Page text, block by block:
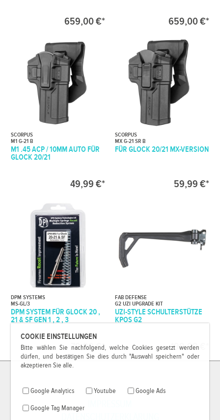
COOKIE EINSTELLUNGEN
Bitte wählen Sie nachfolgend, welche Cookies gesetzt werden
dürfen, und bestätigen Sie dies durch "Auswahl speichern" oder
akzeptieren Sie alle.
Google Analytics Youtube Google Ads
Google Tag Manager
659,00 €* 659,00 €*
SCORPUS
M1 G-21 B
M1 .45 ACP / 10MM AUTO FÜR
GLOCK 20/21
49,99 €*
SCORPUS
MX G-21 SR B
FÜR GLOCK 20/21 MX-VERSION
59,99 €*
DPM SYSTEMS
MS-GL/3
DPM SYSTEM FÜR GLOCK 20 ,
21 & SF GEN 1 , 2 , 3
79,99 €*
FAB DEFENSE
G2 UZI UPGRADE KIT
UZI-STYLE SCHULTERSTÜTZE
KPOS G2
199,99 €*